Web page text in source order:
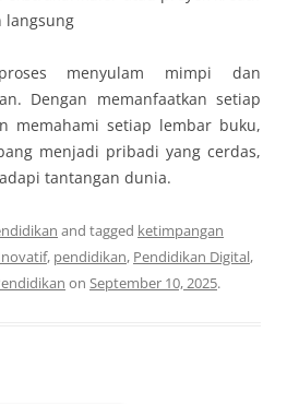
langsung
menyulam mimpi dan
Dengan memanfaatkan setiap
memahami setiap lembar buku,
menjadi pribadi yang cerdas,
tantangan dunia.
and tagged ketimpangan
, pendidikan, Pendidikan Digital,
on September 10, 2025.